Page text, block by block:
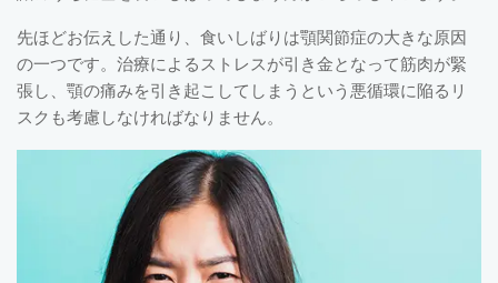
先ほどお伝えした通り、食いしばりは顎関節症の大きな原因
の一つです。治療によるストレスが引き金となって筋肉が緊
張し、顎の痛みを引き起こしてしまうという悪循環に陥るリ
スクも考慮しなければなりません。